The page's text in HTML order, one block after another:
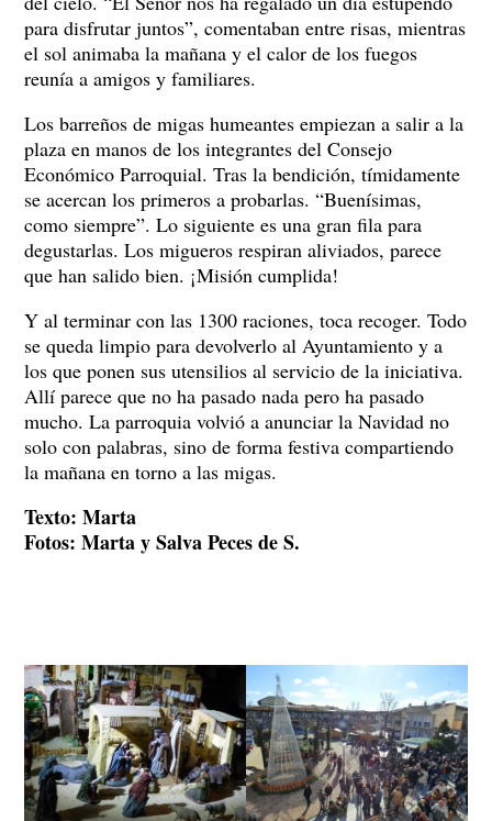
para disfrutar juntos”, comentaban entre risas, mientras
el sol animaba la mañana y el calor de los fuegos
reunía a amigos y familiares.
Los barreños de migas humeantes empiezan a salir a la
plaza en manos de los integrantes del Consejo
Económico Parroquial. Tras la bendición, tímidamente
se acercan los primeros a probarlas. “Buenísimas,
como siempre”. Lo siguiente es una gran fila para
degustarlas. Los migueros respiran aliviados, parece
que han salido bien. ¡Misión cumplida!
Y al terminar con las 1300 raciones, toca recoger. Todo
se queda limpio para devolverlo al Ayuntamiento y a
los que ponen sus utensilios al servicio de la iniciativa.
Allí parece que no ha pasado nada pero ha pasado
mucho. La parroquia volvió a anunciar la Navidad no
solo con palabras, sino de forma festiva compartiendo
la mañana en torno a las migas.
Texto: Marta
Fotos: Marta y Salva Peces de S.